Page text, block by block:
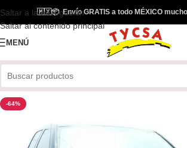
Saltar a la navegación
Saltar al contenido principal
🇲🇽📦Envío GRATIS a todo MÉXICO
MENÚ
-64%